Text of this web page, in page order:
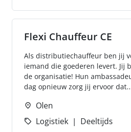
Flexi Chauffeur CE
Als distributiechauffeur ben jij
iemand die goederen levert. Jij
de organisatie! Hun
dag opnieuw zorg jij ervoor
Olen
Logistiek
Deeltijds